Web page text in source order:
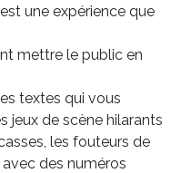
une expérience que
mettre le public en
textes qui vous
jeux de scène hilarants
les fouteurs de
des numéros